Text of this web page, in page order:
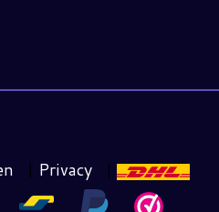
| Privacy |